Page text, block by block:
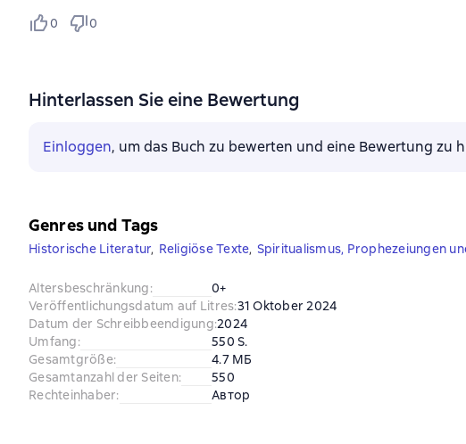
0 0
Hinterlassen Sie eine Bewertung
Einloggen, um das Buch zu bewerten und eine Bewertung zu
Genres und Tags
Historische Literatur, Religiöse Texte, Spiritualismus, Prophezeiungen
Altersbeschränkung:
0+
Veröffentlichungsdatum auf Litres:31 Oktober 2024
Datum der Schreibbeendigung:2024
Umfang:
550 S.
Gesamtgröße:
4.7 МБ
Gesamtanzahl der Seiten:
550
Rechteinhaber: Автор